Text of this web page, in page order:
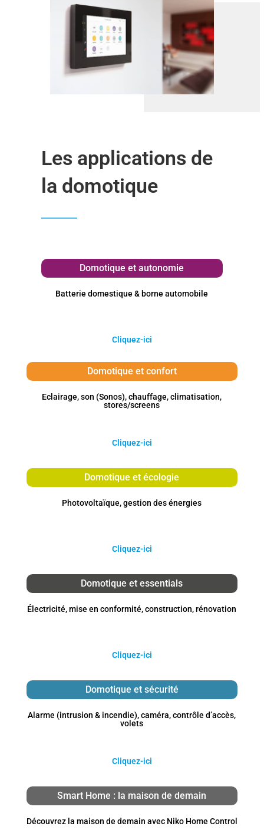
Les applications de
la domotique
Domotique et autonomie
Batterie domestique & borne automobile
Cliquez-ici
Domotique et confort
Eclairage, son (Sonos), chauffage, climatisation,
stores/screens
Cliquez-ici
Domotique et écologie
Photovoltaïque, gestion des énergies
Cliquez-ici
Domotique et essentials
Électricité, mise en conformité, construction, rénovation
Cliquez-ici
Domotique et sécurité
Alarme (intrusion & incendie), caméra, contrôle d’accès,
volets
Cliquez-ici
Smart Home : la maison de demain
Découvrez la maison de demain avec Niko Home Control